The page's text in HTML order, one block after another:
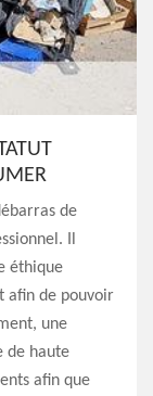
de
Il
éthique
afin de pouvoir
une
de haute
afin que